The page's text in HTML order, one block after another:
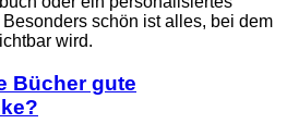
schön ist alles, bei dem
wird.
Bücher gute